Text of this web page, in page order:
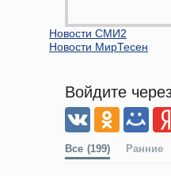
Новости СМИ2
Новости МирТесен
Войдите
Все (199) Ранние